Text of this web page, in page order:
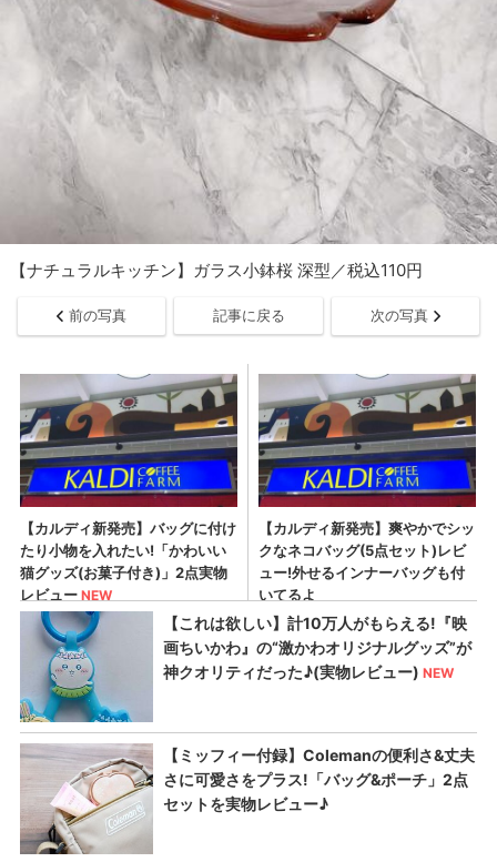
【ナチュラルキッチン】ガラス小鉢桜 深型／税込110円
前の写真 記事に戻る 次の写真